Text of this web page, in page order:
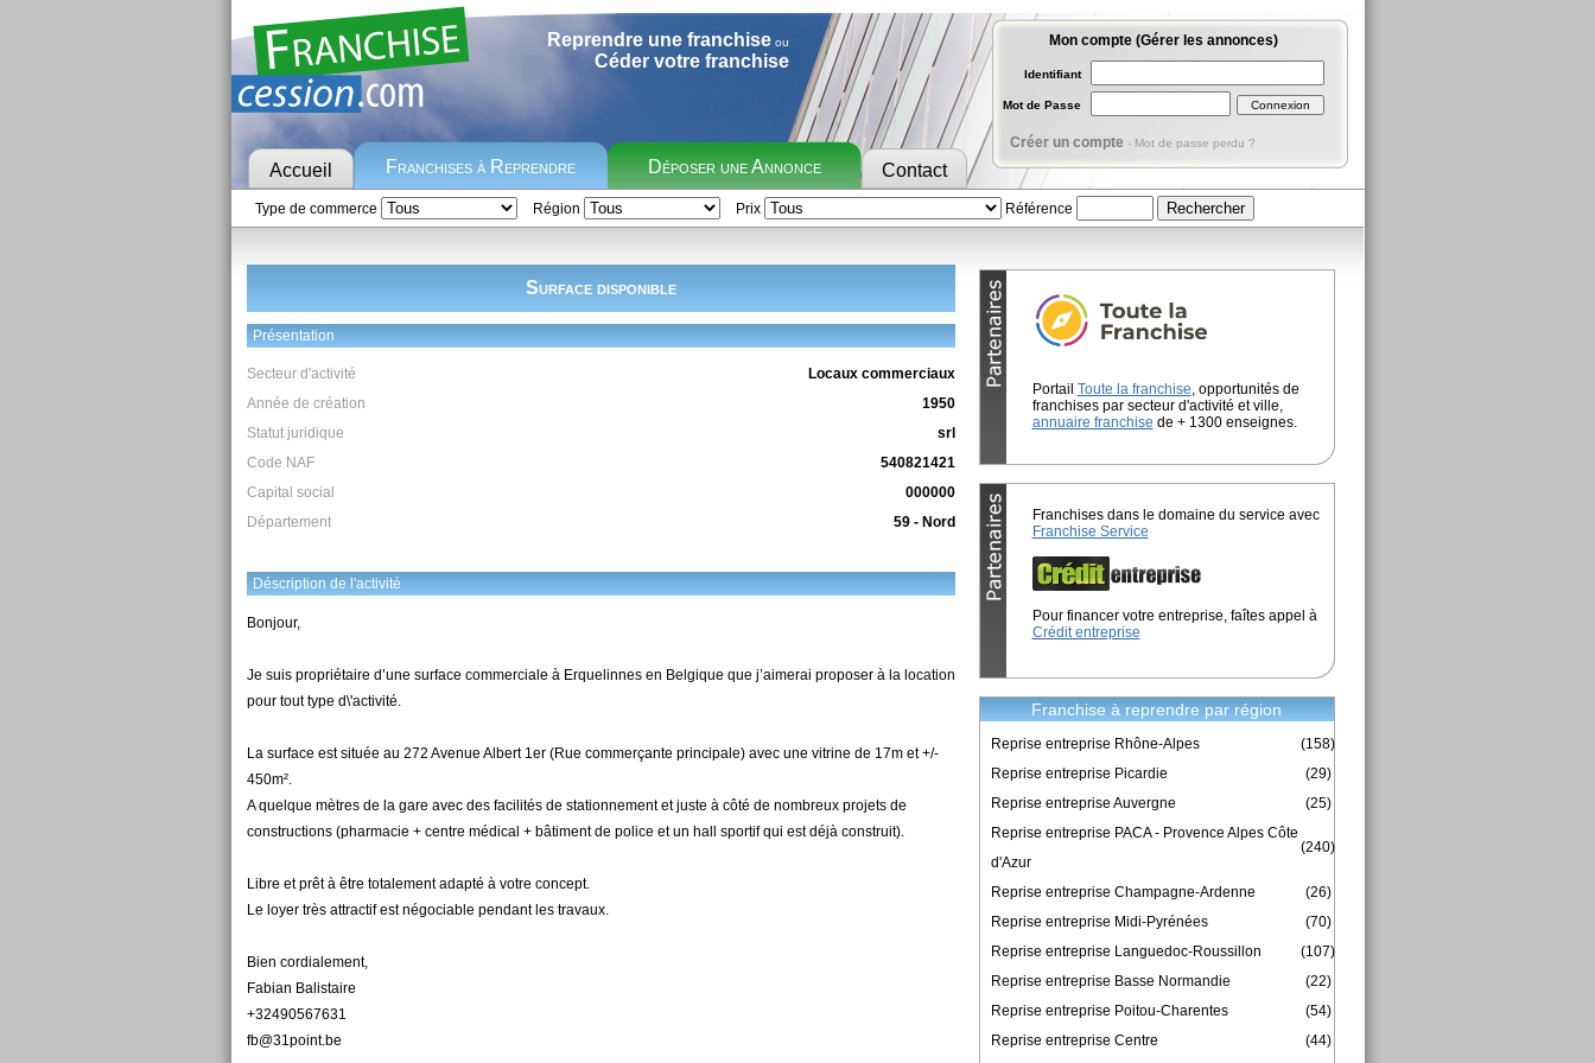
Reprendre une franchiseou
Céder votre franchise
Accueil Franchises à Reprendre Déposer une Annonce Contact
Mon compte (Gérer les annonces)
Identifiant
Mot de Passe
Créer un compte - Mot de passe perdu ?
Type de commerce Région Prix Référence
Surface disponible
Présentation
Secteur d'activité
Locaux commerciaux
Année de création
1950
Statut juridique
srl
Code NAF
540821421
Capital social
000000
Département
59 - Nord
Déscription de l'activité
Bonjour,
Je suis propriétaire d’une surface commerciale à Erquelinnes en Belgique que j’aimerai proposer à la location
pour tout type d\'activité.
La surface est située au 272 Avenue Albert 1er (Rue commerçante principale) avec une vitrine de 17m et +/-
450m².
A quelque mètres de la gare avec des facilités de stationnement et juste à côté de nombreux projets de
constructions (pharmacie + centre médical + bâtiment de police et un hall sportif qui est déjà construit).
Libre et prêt à être totalement adapté à votre concept.
Le loyer très attractif est négociable pendant les travaux.
Bien cordialement,
Fabian Balistaire
+32490567631
fb@31point.be
Portail Toute la franchise, opportunités de
franchises par secteur d'activité et ville,
annuaire franchise de + 1300 enseignes.
Franchises dans le domaine du service avec
Franchise Service
Pour financer votre entreprise, faîtes appel à
Crédit entreprise
Franchise à reprendre par région
Reprise entreprise Rhône-Alpes
(158)
Reprise entreprise Picardie
(29)
Reprise entreprise Auvergne
(25)
Reprise entreprise PACA - Provence Alpes Côte
d'Azur
(240)
Reprise entreprise Champagne-Ardenne
(26)
Reprise entreprise Midi-Pyrénées
(70)
Reprise entreprise Languedoc-Roussillon
(107)
Reprise entreprise Basse Normandie
(22)
Reprise entreprise Poitou-Charentes
(54)
Reprise entreprise Centre
(44)